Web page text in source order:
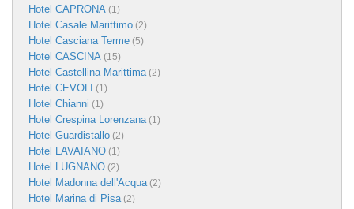
Hotel CAPRONA (1)
Hotel Casale Marittimo (2)
Hotel Casciana Terme (5)
Hotel CASCINA (15)
Hotel Castellina Marittima(2)
Hotel CEVOLI (1)
Hotel Chianni (1)
Hotel Crespina Lorenzana(1)
Hotel Guardistallo (2)
Hotel LAVAIANO (1)
Hotel LUGNANO (2)
Hotel Madonna dell'Acqua(2)
Hotel Marina di Pisa(2)